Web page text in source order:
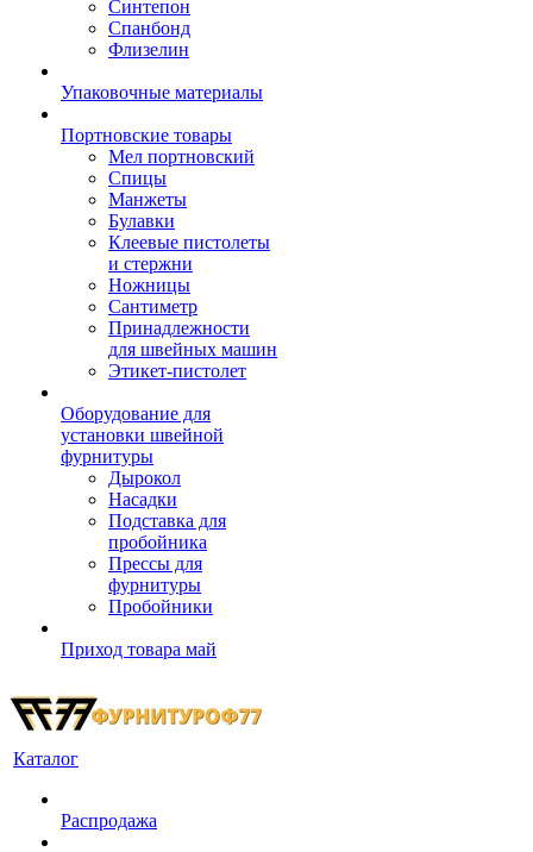
Синтепон
Спанбонд
Флизелин
Упаковочные материалы
Портновские товары
Мел портновский
Спицы
Манжеты
Булавки
Клеевые пистолеты
и стержни
Ножницы
Сантиметр
Принадлежности
для швейных машин
Этикет-пистолет
Оборудование для
установки швейной
фурнитуры
Дырокол
Насадки
Подставка для
пробойника
Прессы для
фурнитуры
Пробойники
Приход товара май
Каталог
Распродажа